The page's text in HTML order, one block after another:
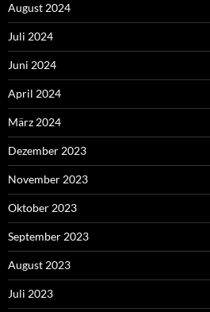
August 2024
Juli 2024
Juni 2024
April 2024
März 2024
Dezember 2023
November 2023
Oktober 2023
September 2023
August 2023
Juli 2023